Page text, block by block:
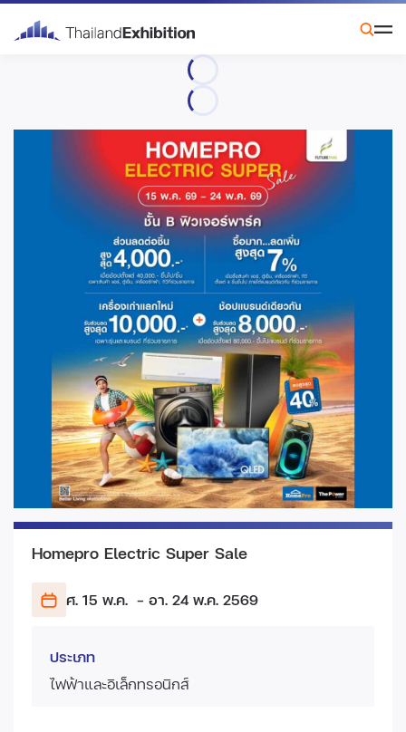
Homepro Electric Super Sale
ศ. 15 พ.ค. - อา. 24 พ.ค. 2569
ประเภท
ไฟฟ้าและอิเล็กทรอนิกส์